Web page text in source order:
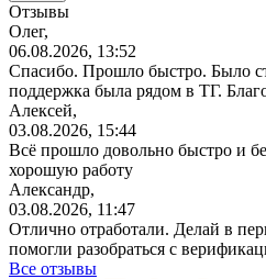
Отзывы
Олег,
06.08.2026, 13:52
Спасибо. Прошло быстро. Было
поддержка была рядом в ТГ.
Алексей,
03.08.2026, 15:44
Всё прошло довольно быстро и
хорошую работу
Александр,
03.08.2026, 11:47
Отлично отработали. Делай в
помогли разобраться с
Все отзывы